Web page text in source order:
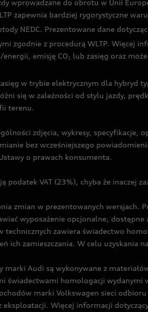
wprowadzane do obrotu w Unii
zapewnia bardziej rygorystyczne
NEDC. Prezentowane dane
zgodnie z procedurą WLTP. Więcej
energii, emisję CO2 lub zasięg oraz
w trybie elektrycznym dla hybryd
się w zależności od stylu jazdy,
terenu.
zdjęcia, wykresy,
bez wcześniejszego
o prawach konsumenta.
VAT (23%), chyba że inaczej
zmian w prezentowanych wersjach.
wyposażenie opcjonalne,
technicznych zawiera świadectwo
ich zamieszczania. W celu
marki Audi są wykonywane z
świadectwami homologacji
marki Volkswagen sieci
Więcej informacji